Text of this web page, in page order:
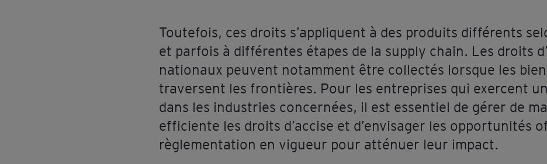
Toutefois, ces droits s’appliquent à des produits différents
et parfois à différentes étapes de la supply chain. Les droits
nationaux peuvent notamment être collectés lorsque les
traversent les frontières. Pour les entreprises qui exercent
dans les industries concernées, il est essentiel de gérer de
efficiente les droits d’accise et d’envisager les opportunités
règlementation en vigueur pour atténuer leur impact.